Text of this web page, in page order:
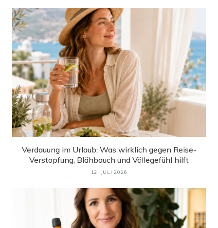
Verdauung im Urlaub: Was wirklich gegen Reise-
Verstopfung, Blähbauch und Völlegefühl hilft
12. JULI 2026